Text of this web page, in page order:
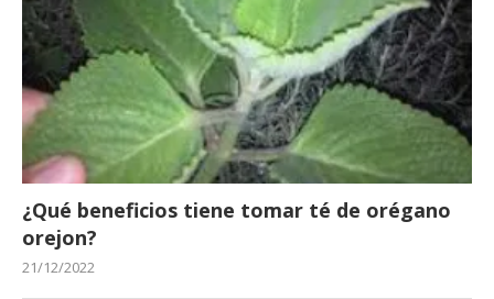
¿Qué beneficios tiene tomar té de orégano
orejon?
21/12/2022